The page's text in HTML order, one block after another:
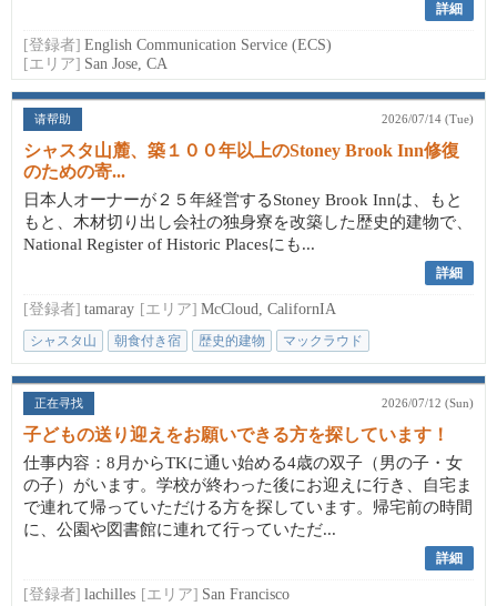
詳細
[登録者] English Communication Service (ECS)
[エリア] San Jose, CA
请帮助 2026/07/14 (Tue)
シャスタ山麓、築１００年以上のStoney Brook Inn修復
のための寄...
日本人オーナーが２５年経営するStoney Brook Innは、もと
もと、木材切り出し会社の独身寮を改築した歴史的建物で、
National Register of Historic Placesにも...
詳細
[登録者] tamaray [エリア] McCloud, CalifornIA
シャスタ山 朝食付き宿 歴史的建物 マックラウド
正在寻找 2026/07/12 (Sun)
子どもの送り迎えをお願いできる方を探しています！
仕事内容：8月からTKに通い始める4歳の双子（男の子・女
の子）がいます。学校が終わった後にお迎えに行き、自宅ま
で連れて帰っていただける方を探しています。帰宅前の時間
に、公園や図書館に連れて行っていただ...
詳細
[登録者] lachilles [エリア] San Francisco